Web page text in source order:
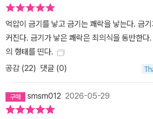
억압이 금기를 낳고 금기는 쾌락을 낳는다. 금
커진다. 금기가 낳은 쾌락은 죄의식을 동반한다
의 형태를 띤다.
공감 (22) 댓글 (0)
smsm012 2026-05-29